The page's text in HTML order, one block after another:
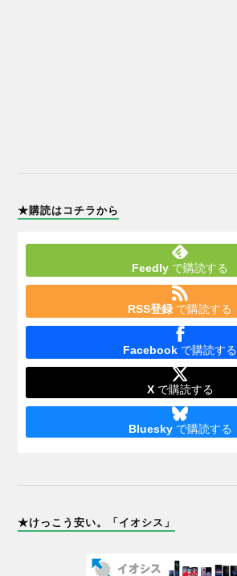
★購読はコチラから
Feedly で購読する
RSS登録 で購読する
Facebook で購読する
Xで購読する
Blueskyで購読する
★けっこう安い。「イオシス」